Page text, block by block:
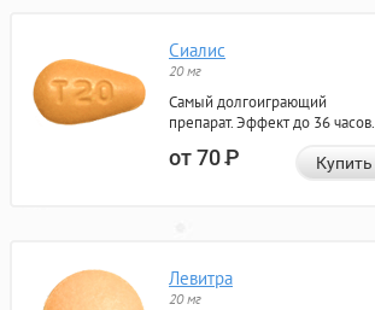
Сиалис
20 мг
Самый долгоиграющий
препарат. Эффект до 36 часов.
от 70Р Купить
Левитра
20 мг